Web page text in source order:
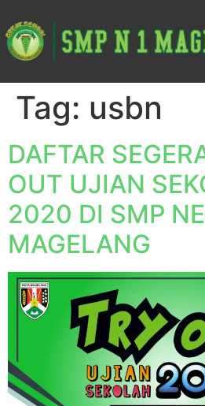
Tag: usbn
DAFTAR
OUT UJIAN
2020 DI SMP
MAGELANG